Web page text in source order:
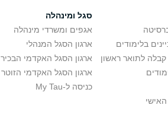
בלימודים
קבלה לתואר ראשון
סגל ומינהלה
אגפים ומשרדי מינהלה
ארגון הסגל המנהלי
ארגון הסגל האקדמי הבכיר
ארגון הסגל האקדמי הזוטר
כניסה ל-My Tau